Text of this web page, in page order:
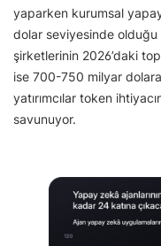
yaparken kurumsal
dolar seviyesinde olduğu
şirketlerinin 2026’daki
ise 700-750 milyar
yatırımcılar token
savunuyor.